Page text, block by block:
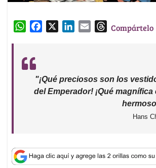
W
t
b
o
e
T
d
Compártelo
"¡Qué preciosos son los
del Emperador! ¡Qué magnífica
Hans